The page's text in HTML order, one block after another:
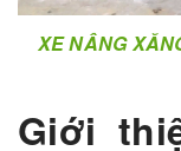
XE NÂNG
Giới